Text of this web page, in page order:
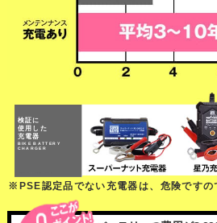
検証に
使用した
充電器
BIKE BATTERY
CHARGER
※PSE認定品でない充電器は、危険ですの